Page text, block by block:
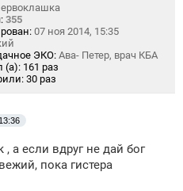
355
07 ноя 2014, 15:35
ЭКО: Ава- Петер, врач КБА
(а): 161 раз
30 раз
а если вдруг не дай бог
пока гистера